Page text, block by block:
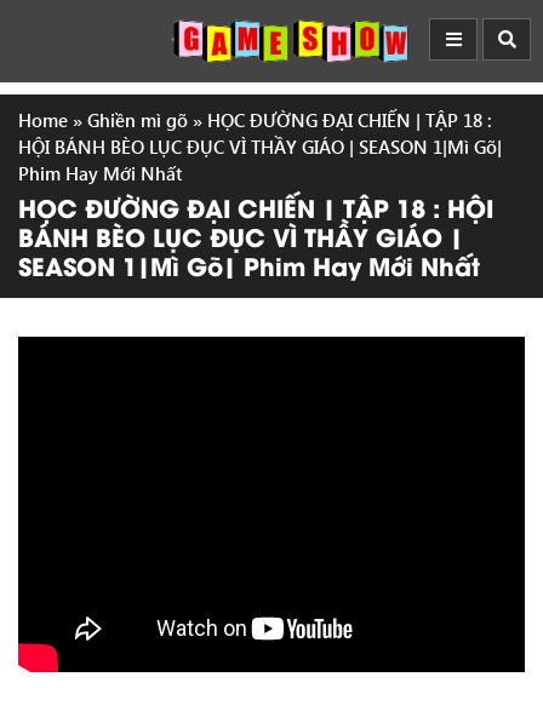
Home » Ghiền mì gõ » HỌC ĐƯỜNG ĐẠI CHIẾN | TẬP 18 :
HỘI BÁNH BÈO LỤC ĐỤC VÌ THẦY GIÁO | SEASON 1|Mì Gõ|
Phim Hay Mới Nhất
HỌC ĐƯỜNG ĐẠI CHIẾN | TẬP 18 : HỘI
BÁNH BÈO LỤC ĐỤC VÌ THẦY GIÁO |
SEASON 1|Mì Gõ| Phim Hay Mới Nhất